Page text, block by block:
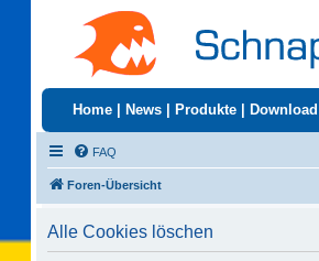
Home News Produkte Download
FAQ
Foren-Übersicht
Alle Cookies löschen